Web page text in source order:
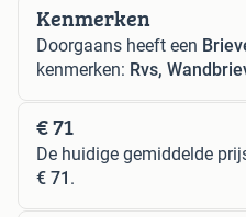
Kenmerken
Doorgaans heeft een
kenmerken: Rvs,
€ 71
De huidige gemiddelde
€ 71 .